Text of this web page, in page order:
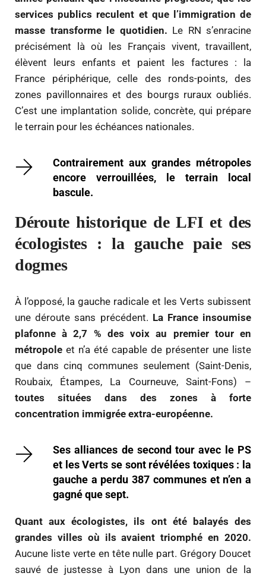
services publics reculent et que l’immigration de
masse transforme le quotidien. Le RN s’enracine
précisément là où les Français vivent, travaillent,
élèvent leurs enfants et paient les factures : la
France périphérique, celle des ronds-points, des
zones pavillonnaires et des bourgs ruraux oubliés.
C’est une implantation solide, concrète, qui prépare
le terrain pour les échéances nationales.
Contrairement aux grandes métropoles
encore verrouillées, le terrain local
bascule.
Déroute historique de LFI et des
écologistes : la gauche paie ses
dogmes
À l’opposé, la gauche radicale et les Verts subissent
une déroute sans précédent. La France insoumise
plafonne à 2,7 % des voix au premier tour en
métropole et n’a été capable de présenter une liste
que dans cinq communes seulement (Saint-Denis,
Roubaix, Étampes, La Courneuve, Saint-Fons) –
toutes situées dans des zones à forte
concentration immigrée extra-européenne.
Ses alliances de second tour avec le PS
et les Verts se sont révélées toxiques : la
gauche a perdu 387 communes et n’en a
gagné que sept.
Quant aux écologistes, ils ont été balayés des
grandes villes où ils avaient triomphé en 2020.
Aucune liste verte en tête nulle part. Grégory Doucet
sauvé de justesse à Lyon dans une union de la